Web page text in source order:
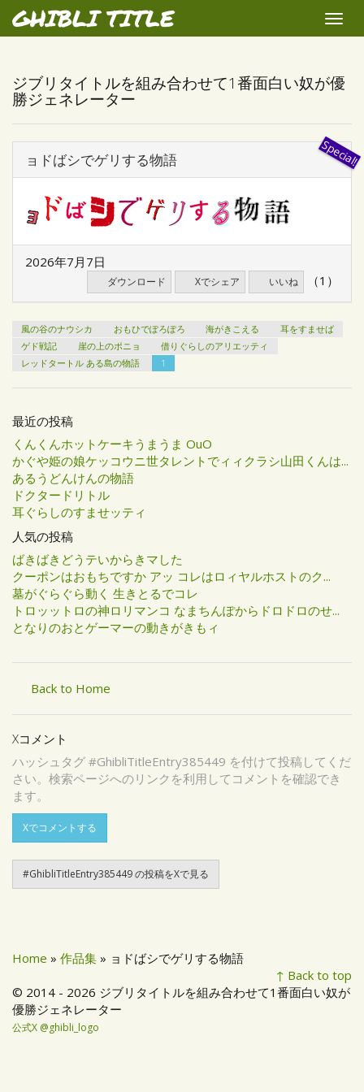
GHIBLI TITLE
Toggle
ジブリタイトルを組み合わせて1番面白い奴が優
勝ジェネレーター
ョドばシでゲリする物語
2026年7月7日
ダウンロード Xでシェア いいね （1）
風の谷のナウシカ おもひでぽろぽろ 海がきこえる
耳をすませば
ゲド戦記
崖の上のポニョ
借りぐらしのアリエッティ
レッドタートル ある島の物語
1
最近の投稿
くんくんホットケーキうまうま OuO
かぐや姫の娘ケッコウニ世タレントでィィクラシ山田くんは...
あるうどんけんの物語
ドクタードリトル
耳ぐらしのすませッティ
人気の投稿
ばきばきどうテいからきマした
クーポンはおもちですか アッ コレはロィヤルホストのク...
墓がぐらぐら動く 生きとるでコレ
トロッットロの神ロリマンコ なまちんぽからドロドロのせ...
となりのおとゲーマーの動きがきもィ
Back to Home
Xコメント
ハッシュタグ #GhibliTitleEntry385449 を付けて投稿してくだ
さい。検索ページへのリンクを利用してコメントを確認でき
ます。
Xでコメントする
#GhibliTitleEntry385449 の投稿をXで見る
Home » 作品集 » ョドばシでゲリする物語
↑ Back to top
© 2014 - 2026 ジブリタイトルを組み合わせて1番面白い奴が
優勝ジェネレーター
公式X @ghibli_logo